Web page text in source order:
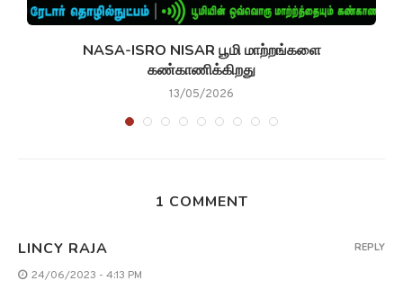
NASA-ISRO NISAR பூமி மாற்றங்களை
கண்காணிக்கிறது
13/05/2026
1 COMMENT
LINCY RAJA
24/06/2023 - 4:13 PM
REPLY